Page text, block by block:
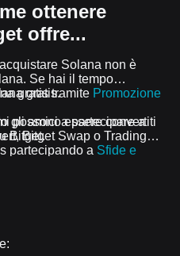
ottenere
offre...
Solana non è
Se hai il tempo
gratis.
gratis tramite Promozione
gli amici a partecipare a
Bitget.
partecipando a Sfide e
possono essere convertiti
Bitget Swap o Trading